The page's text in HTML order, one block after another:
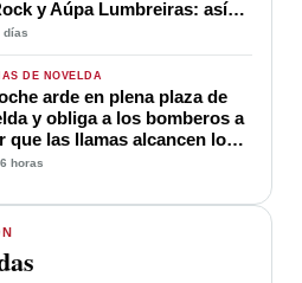
y Aúpa Lumbreiras: así
dispositivo especial
días
DE NOVELDA
arde en plena plaza de
y obliga a los bomberos a
que las llamas alcancen los
horas